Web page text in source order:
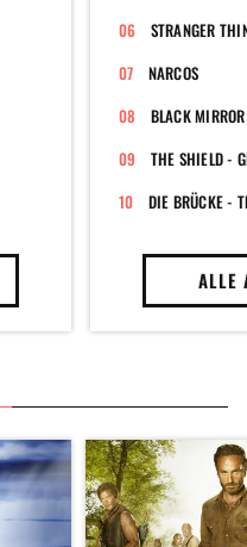
STRANGER
NARCOS
BLACK MIRROR
THE SHIELD -
DIE BRÜCKE -
ALLE